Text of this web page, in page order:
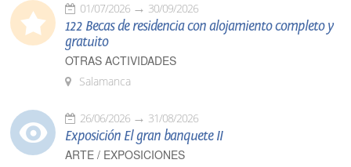
01/07/2026 30/09/2026
122 Becas de residencia con alojamiento completo y
gratuito
OTRAS ACTIVIDADES
Salamanca
26/06/2026 31/08/2026
Exposición El gran banquete II
ARTE / EXPOSICIONES